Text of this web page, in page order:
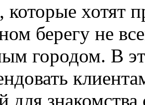
хотят
берегу не
городом. В
для